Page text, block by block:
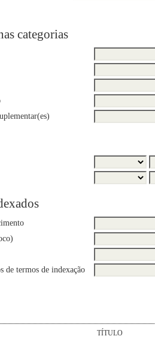
categorias
de termos de indexação
TÍTULO